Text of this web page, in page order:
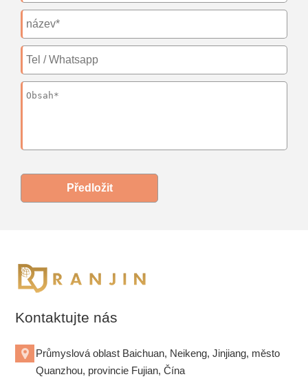
Předložit
Kontaktujte nás
Průmyslová oblast Baichuan, Neikeng, Jinjiang, město
Quanzhou, provincie Fujian, Čína